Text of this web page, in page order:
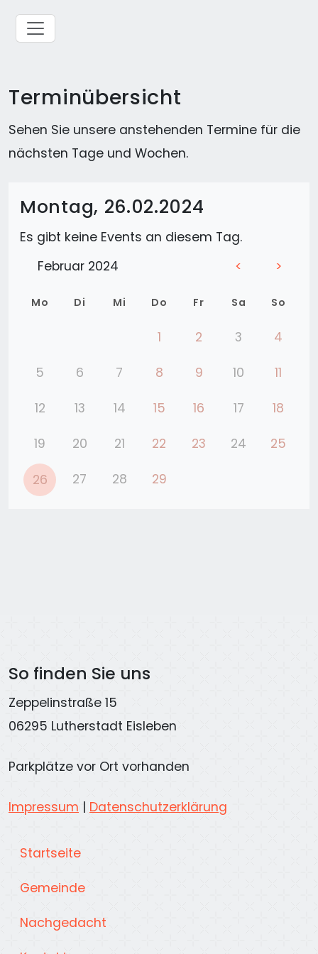
Terminübersicht
Sehen Sie unsere anstehenden Termine für die
nächsten Tage und Wochen.
Montag, 26.02.2024
Es gibt keine Events an diesem Tag.
Februar 2024
< >
Mo Di Mi Do Fr Sa So
1 2 3 4
5 6 7 8 9 10 11
12 13 14 15 16 17 18
19 20 21 22 23 24 25
26 27 28 29
So finden Sie uns
Zeppelinstraße 15
06295 Lutherstadt Eisleben
Parkplätze vor Ort vorhanden
Impressum | Datenschutzerklärung
Startseite
Gemeinde
Nachgedacht